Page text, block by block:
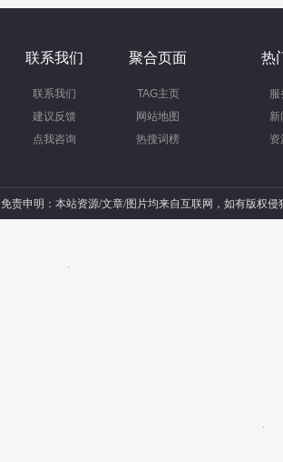
联系我们
联系我们
建议反馈
点我咨询
聚合页面
TAG主页
网站地图
热搜词榜
热
服
新
资
免责申明：本站资源/文章/图片均来自互联网，如有版权